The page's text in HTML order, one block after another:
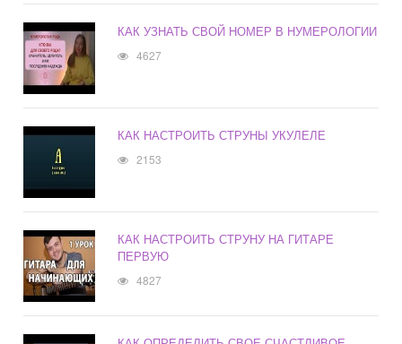
КАК УЗНАТЬ СВОЙ НОМЕР В НУМЕРОЛОГИИ
4627
КАК НАСТРОИТЬ СТРУНЫ УКУЛЕЛЕ
2153
КАК НАСТРОИТЬ СТРУНУ НА ГИТАРЕ
ПЕРВУЮ
4827